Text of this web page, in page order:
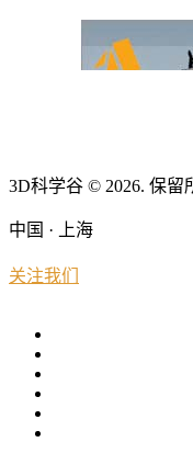
3D科学谷 © 2026. 保留
中国 · 上海
关注我们